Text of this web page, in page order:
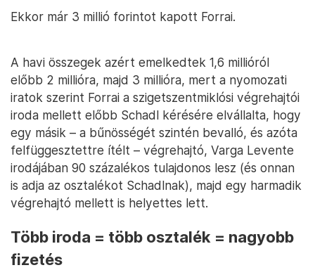
Ekkor már 3 millió forintot kapott Forrai.
A havi összegek azért emelkedtek 1,6 millióról
előbb 2 millióra, majd 3 millióra, mert a nyomozati
iratok szerint Forrai a szigetszentmiklósi végrehajtói
iroda mellett előbb Schadl kérésére elvállalta, hogy
egy másik – a bűnösségét szintén bevalló, és azóta
felfüggesztettre ítélt – végrehajtó, Varga Levente
irodájában 90 százalékos tulajdonos lesz (és onnan
is adja az osztalékot Schadlnak), majd egy harmadik
végrehajtó mellett is helyettes lett.
Több iroda = több osztalék = nagyobb
fizetés